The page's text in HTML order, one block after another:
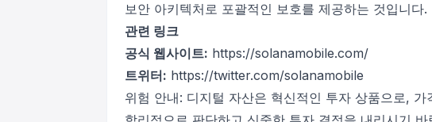
보안 아키텍처로 포괄적인 보호를 제공하는 것입니다.
관련 링크
공식 웹사이트: https://solanamobile.com/
트위터: https://twitter.com/solanamobile
위험 안내: 디지털 자산은 혁신적인 투자 상품으로,